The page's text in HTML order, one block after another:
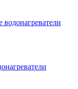
водонагреватели